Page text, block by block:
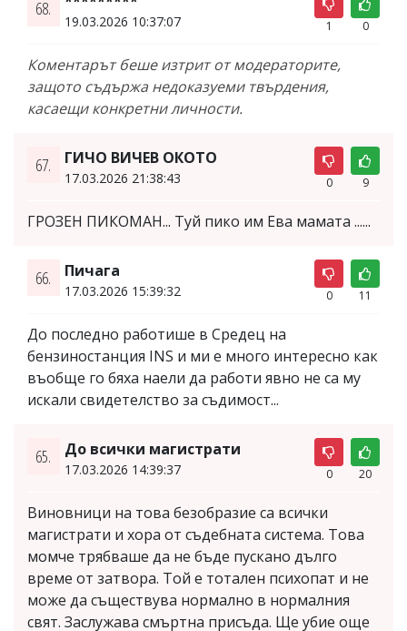
68.
19.03.2026 10:37:07 1 0
Коментарът беше изтрит от модераторите,
защото съдържа недоказуеми твърдения,
касаещи конкретни личности.
67. ГИЧО ВИЧЕВ ОКОТО
17.03.2026 21:38:43 0 9
ГРОЗЕН ПИКОМАН... Туй пико им Ева мамата ......
66. Пичага
17.03.2026 15:39:32 0 11
До последно работише в Средец на
бензиностанция INS и ми е много интересно как
въобще го бяха наели да работи явно не са му
искали свидетелство за съдимост...
65. До всички магистрати
17.03.2026 14:39:37 0 20
Виновници на това безобразие са всички
магистрати и хора от съдебната система. Това
момче трябваше да не бъде пускано дълго
време от затвора. Той е тотален психопат и не
може да съществува нормално в нормалния
свят. Заслужава смъртна присъда. Ще убие още